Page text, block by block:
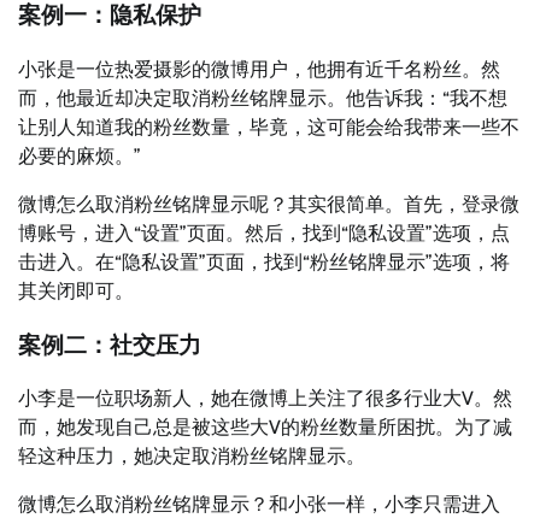
案例一：隐私保护
小张是一位热爱摄影的微博用户，他拥有近千名粉丝。然
而，他最近却决定取消粉丝铭牌显示。他告诉我：“我不想
让别人知道我的粉丝数量，毕竟，这可能会给我带来一些不
必要的麻烦。”
微博怎么取消粉丝铭牌显示呢？其实很简单。首先，登录微
博账号，进入“设置”页面。然后，找到“隐私设置”选项，点
击进入。在“隐私设置”页面，找到“粉丝铭牌显示”选项，将
其关闭即可。
案例二：社交压力
小李是一位职场新人，她在微博上关注了很多行业大V。然
而，她发现自己总是被这些大V的粉丝数量所困扰。为了减
轻这种压力，她决定取消粉丝铭牌显示。
微博怎么取消粉丝铭牌显示？和小张一样，小李只需进入